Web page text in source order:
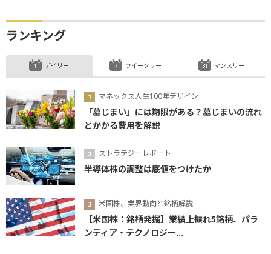
ランキング
デイリー
マネックス人生100年デザイン
「墓じまい」には期限がある？墓じまいの流れ
とかかる費用を解説
ストラテジーレポート
半導体株の調整は底値をつけたか
米国株、業界動向と銘柄解説
【米国株：銘柄発掘】業績上振れ5銘柄、パラ
ンティア・テクノロジー...
ウイークリー マンスリー